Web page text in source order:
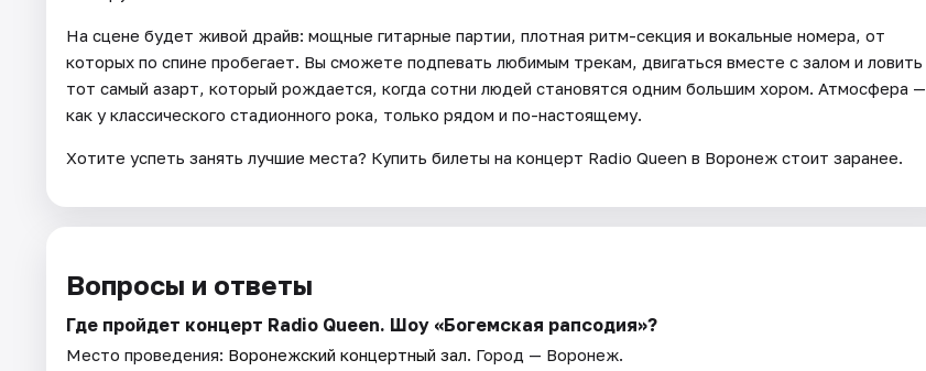
На сцене будет живой драйв: мощные гитарные партии, плотная ритм-секция и вокальные номера, от
которых по спине пробегает. Вы сможете подпевать любимым трекам, двигаться вместе с залом и ловить
тот самый азарт, который рождается, когда сотни людей становятся одним большим хором. Атмосфера —
как у классического стадионного рока, только рядом и по-настоящему.
Хотите успеть занять лучшие места? Купить билеты на концерт Radio Queen в Воронеж стоит заранее.
Вопросы и ответы
Где пройдет концерт Radio Queen. Шоу «Богемская рапсодия»?
Место проведения: Воронежский концертный зал. Город — Воронеж.